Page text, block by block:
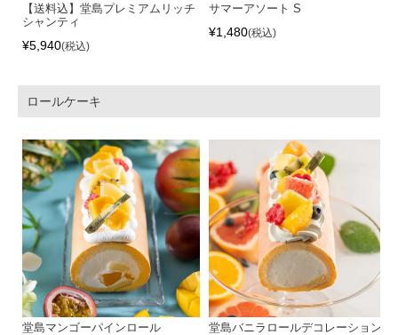
【送料込】堂島プレミアムリッチ
シャンティ
¥5,940 税込
サマーアソート S
¥1,480 税込
ロールケーキ
堂島マンゴーパインロール
堂島バニラロールデコレーション